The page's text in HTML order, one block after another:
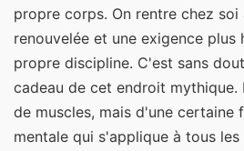
propre corps. On rentre chez
renouvelée et une exigence plus
propre discipline. C'est sans
cadeau de cet endroit mythique.
de muscles, mais d'une certaine
mentale qui s'applique à tous